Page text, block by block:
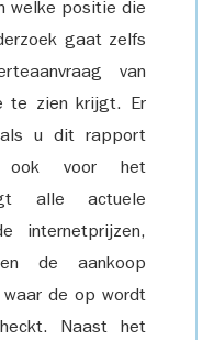
welke positie die
gaat zelfs
van
te zien krijgt. Er
u dit rapport
ook voor het
alle actuele
internetprijzen,
en de aankoop
de op wordt
Naast het